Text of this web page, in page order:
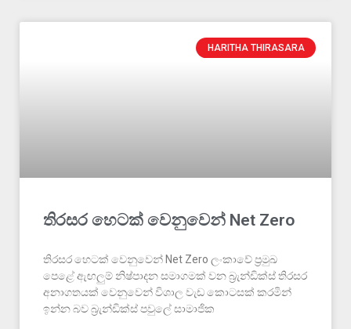
HARITHA THIRASARA
තිරසර හෙටක් වෙනුවෙන් Net Zero
තිරසර හෙටක් වෙනුවෙන් Net Zero ලංකාවේ ප්‍රමුඛ
පෙළේ ඇඟලුම් නිෂ්පාදන සමාගමක් වන බ්‍රැන්ඩික්ස් තිරසර
අනාගතයක් වෙනුවෙන් විශාල වැඩ කොටසක් කරමින්
ඉන්න බව බ්‍රැන්ඩික්ස් පවුලේ සාමාජික